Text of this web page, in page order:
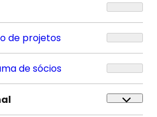
de projetos
de sócios